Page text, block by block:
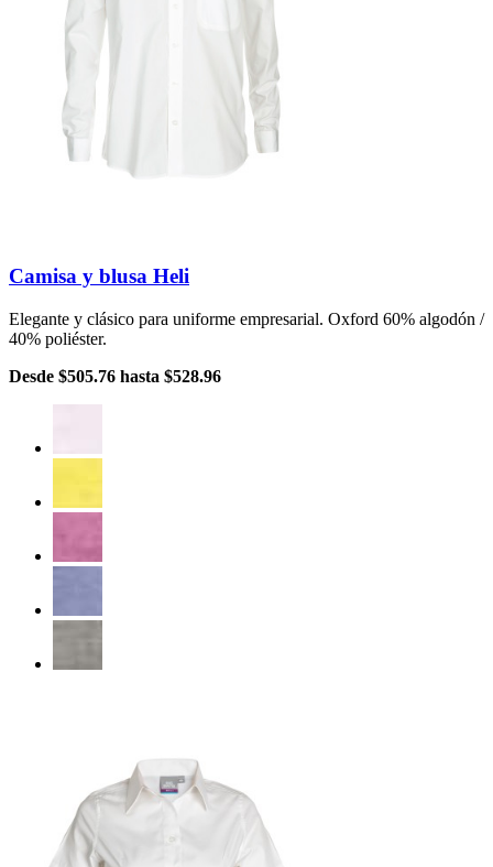
Camisa y blusa Heli
Elegante y clásico para uniforme empresarial. Oxford 60% algodón /
40% poliéster.
Desde $505.76 hasta $528.96